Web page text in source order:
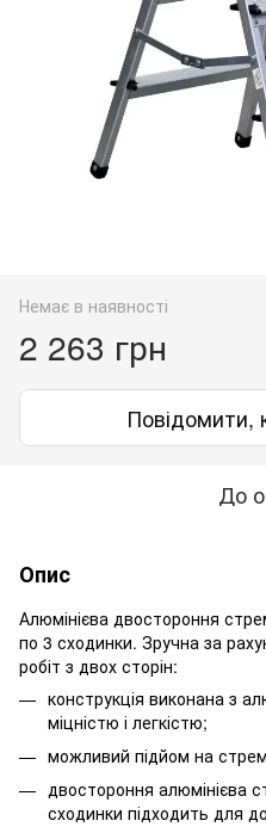
Немає в наявності
2 263 грн
Повідомити,
До
Опис
Алюмінієва двостороння
по 3 сходинки. Зручна за
робіт з двох сторін:
конструкція виконана з
міцністю і легкістю;
можливий підйом на
двостороння алюмінієва
сходинки підходить для